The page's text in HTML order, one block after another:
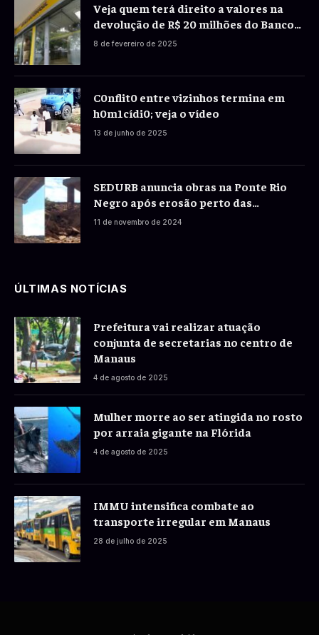
Veja quem terá direito a valores na
devolução de R$ 20 milhões do Banco
do Brasil a correntistas
8 de fevereiro de 2025
C0nflit0 entre vizinhos termina em
h0m1cídi0; veja o vídeo
13 de junho de 2025
SEDURB anuncia obras na Ponte Rio
Negro após erosão perto das
fundações
11 de novembro de 2024
ÚLTIMAS NOTÍCIAS
Prefeitura vai realizar atuação
conjunta de secretarias no centro de
Manaus
4 de agosto de 2025
Mulher morre ao ser atingida no rosto
por arraia gigante na Flórida
4 de agosto de 2025
IMMU intensifica combate ao
transporte irregular em Manaus
28 de julho de 2025